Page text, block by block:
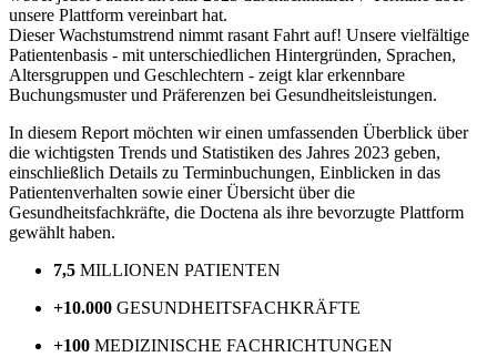
unsere Plattform vereinbart hat.
Dieser Wachstumstrend nimmt rasant Fahrt auf! Unsere vielfältige
Patientenbasis - mit unterschiedlichen Hintergründen, Sprachen,
Altersgruppen und Geschlechtern - zeigt klar erkennbare
Buchungsmuster und Präferenzen bei Gesundheitsleistungen.
In diesem Report möchten wir einen umfassenden Überblick über
die wichtigsten Trends und Statistiken des Jahres 2023 geben,
einschließlich Details zu Terminbuchungen, Einblicken in das
Patientenverhalten sowie einer Übersicht über die
Gesundheitsfachkräfte, die Doctena als ihre bevorzugte Plattform
gewählt haben.
7,5 MILLIONEN PATIENTEN
+10.000 GESUNDHEITSFACHKRÄFTE
+100 MEDIZINISCHE FACHRICHTUNGEN